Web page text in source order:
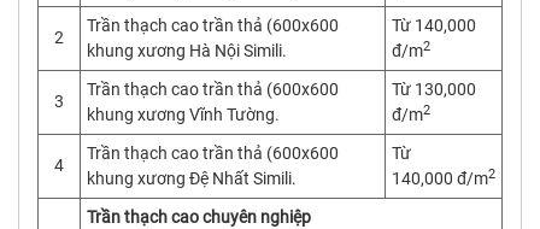
2
Trần thạch cao trần thả (600x600
khung xương Hà Nội Simili.
Từ 140,000
đ/m2
3
Trần thạch cao trần thả (600x600
khung xương Vĩnh Tường.
Từ 130,000
đ/m2
4
Trần thạch cao trần thả (600x600
khung xương Đệ Nhất Simili.
Từ
140,000 đ/m2
Trần thạch cao chuyên nghiệp